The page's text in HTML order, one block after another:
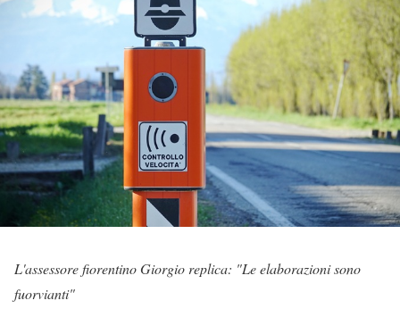
L'assessore fiorentino Giorgio replica: "Le elaborazioni sono
fuorvianti"